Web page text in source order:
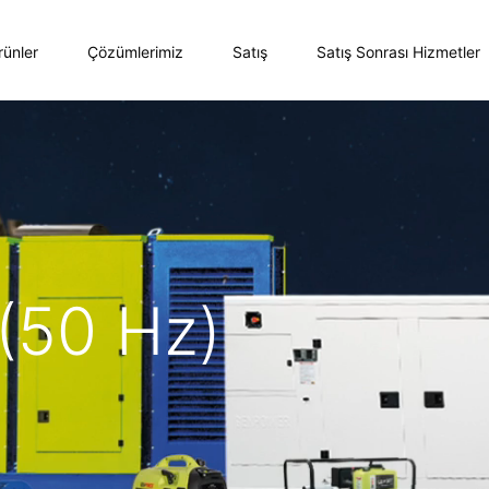
Çözümlerimiz Satış Satış Sonrası Hizmetler
Hz)